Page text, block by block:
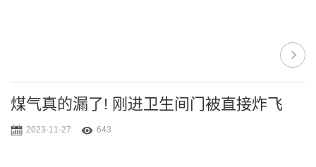
煤气真的漏了! 刚进卫生间门被直接炸飞
2023-11-27 643